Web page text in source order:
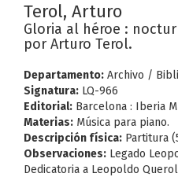
Terol, Arturo
Gloria al héroe :
por Arturo Terol.
Departamento: Archivo /
Signatura: LQ-966
Editorial: Barcelona : Iberia
Materias: Música para piano.
Descripción física: Partitura
Observaciones: Legado
Dedicatoria a Leopoldo